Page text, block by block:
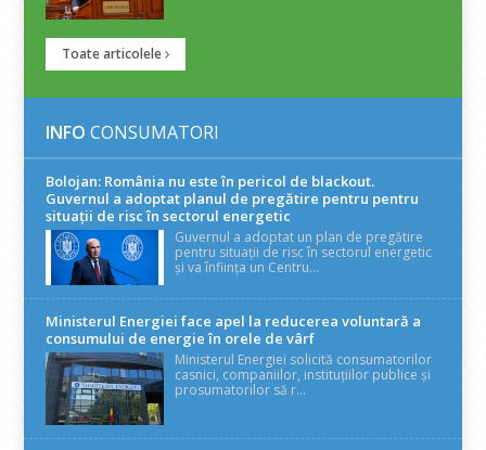
Toate articolele
INFO CONSUMATORI
Bolojan: România nu este în pericol de blackout.
Guvernul a adoptat planul de pregătire pentru pentru
situații de risc în sectorul energetic
Guvernul a adoptat un plan de pregătire
pentru situații de risc în sectorul energetic
și va înființa un Centru...
Ministerul Energiei face apel la reducerea voluntară a
consumului de energie în orele de vârf
Ministerul Energiei solicită consumatorilor
casnici, companiilor, instituțiilor publice și
prosumatorilor să r...